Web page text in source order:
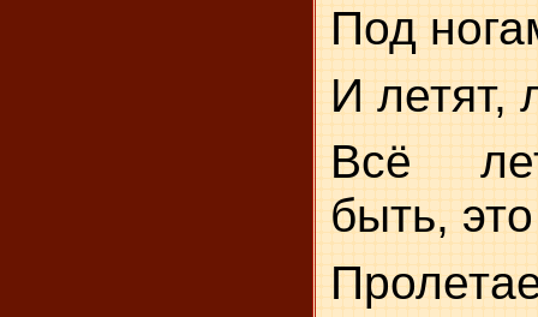
Под
И летят,
Всё
быть, это